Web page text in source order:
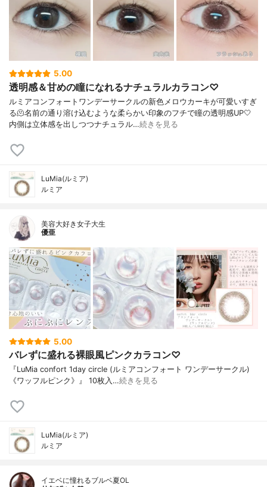
5.00
透明感＆甘めの瞳になれるナチュラルカラコン♡
ルミアコンフォートワンデーサークルの新色メロウカーキが可愛いすぎ
る🫠名前の通り溶け込むような柔らかい印象のフチで瞳の透明感UP🤍
内側は立体感を出しつつナチュラル…続きを見る
LuMia(ルミア)
ルミア
美容大好き女子大生
優亜
5.00
バレずに盛れる裸眼風ピンクカラコン♡
『LuMia confort 1day circle (ルミアコンフォート ワンデーサークル)
《ワッフルピンク》』 10枚入…続きを見る
LuMia(ルミア)
ルミア
イエベに憧れるブルベ夏OL